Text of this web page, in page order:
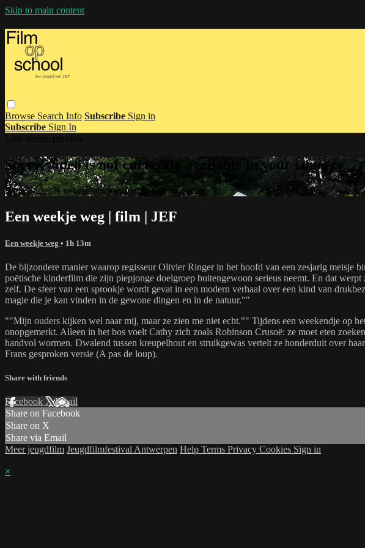
Skip to main content
Browse Search Info Subscribe Sign in
Subscribe Sign In
Sorry, video is not currently available in your country
Sorry, video is not currently available in your country
Een weekje weg | film | JEF
Een weekje weg • 1h 13m
De bijzondere manier waarop regisseur Olivier Ringer in het hoofd van een zesjarig
poëtische kinderfilm die zijn piepjonge doelgroep buitengewoon serieus neemt. En dat
zelf. De sfeer van een sprookje wordt gevat in een modern verhaal over een kind van
magie die je kan vinden in de gewone dingen en in de natuur.""
""Mijn ouders kijken wel naar mij, maar ze zien me niet echt."" Tijdens een weekendje op
onopgemerkt. Alleen in het bos voelt Cathy zich zoals Robinson Crusoë: ze moet eten
handvol wormen. Dwalend tussen kreupelhout en struikgewas vertelt ze honderduit over
Frans gesproken versie (A pas de loup).
Share with friends
Facebook XEmail
Share on Facebook
Share on X
Share via Email
Meer jeugdfilm Jeugdfilmfestival Antwerpen Help Terms Privacy Cookies Sign in
×